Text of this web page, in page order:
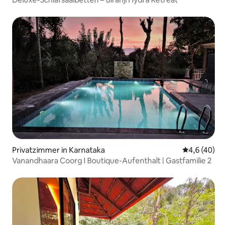
Privatzimmer in Karnataka
4,6 (40)
Vanandhaara Coorg I Boutique-Aufenthalt | Gastfamilie 2